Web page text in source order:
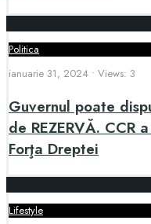
Politica
ianuarie 31, 2024 • Views: 3
Guvernul poate
de REZERVĂ. CCR
Forţa Dreptei
Lifestyle